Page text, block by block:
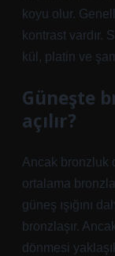
koyu olur.
kontrast vardır.
kül, platin ve
Güneşte
açılır?
Ancak bronzluk
ortalama
güneş ışığını
bronzlaşır.
dönmesi